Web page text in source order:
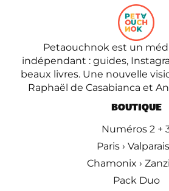
Petaouchnok est un
indépendant : guides,
beaux livres. Une nouvelle
Raphaël de Casabianca et
BOUTIQUE
Numéros 2 +
Paris ›
Chamonix ›
Pack Duo